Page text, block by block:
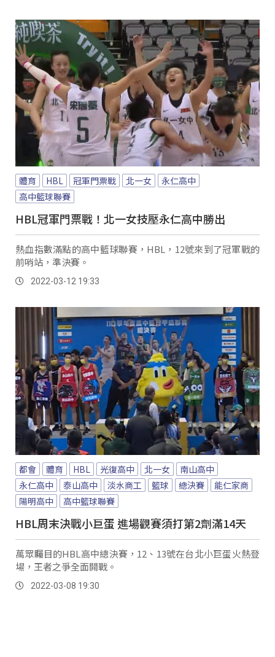
體育 HBL 冠軍門票戰 北一女
永仁高中
高中籃球聯賽
HBL冠軍門票戰！北一女技壓永仁高中勝出
熱血指數滿點的高中籃球聯賽，HBL，12號來到了冠軍戰的
前哨站，準決賽。
2022-03-12 19:33
都會 體育 HBL 光復高中 北一女
南山高中
永仁高中
泰山高中 淡水商工 籃球 總決賽
能仁家商
陽明高中
高中籃球聯賽
HBL周末決戰小巨蛋 進場觀賽須打第2劑滿14天
萬眾矚目的HBL高中總決賽，12、13號在台北小巨蛋火熱登
場，王者之爭全面開戰。
2022-03-08 19:30